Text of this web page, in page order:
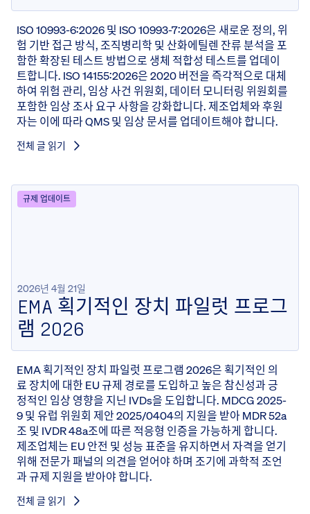
ISO 10993-6:2026 및 ISO 10993-7:2026은 새로운 정의, 위
험 기반 접근 방식, 조직병리학 및 산화에틸렌 잔류 분석을 포
함한 확장된 테스트 방법으로 생체 적합성 테스트를 업데이
트합니다. ISO 14155:2026은 2020 버전을 즉각적으로 대체
하여 위험 관리, 임상 사건 위원회, 데이터 모니터링 위원회를
포함한 임상 조사 요구 사항을 강화합니다. 제조업체와 후원
자는 이에 따라 QMS 및 임상 문서를 업데이트해야 합니다.
전체 글 읽기
규제 업데이트
2026년 4월 21일
EMA 획기적인 장치 파일럿 프로그
램 2026
EMA 획기적인 장치 파일럿 프로그램 2026은 획기적인 의
료 장치에 대한 EU 규제 경로를 도입하고 높은 참신성과 긍
정적인 임상 영향을 지닌 IVDs을 도입합니다. MDCG 2025-
9 및 유럽 위원회 제안 2025/0404의 지원을 받아 MDR 52a
조 및 IVDR 48a조에 따른 적응형 인증을 가능하게 합니다.
제조업체는 EU 안전 및 성능 표준을 유지하면서 자격을 얻기
위해 전문가 패널의 의견을 얻어야 하며 조기에 과학적 조언
과 규제 지원을 받아야 합니다.
전체 글 읽기